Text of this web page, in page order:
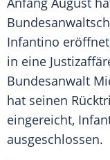
Infantino
in eine
Bundesanwalt
hat seinen
eingereicht,
ausgeschlossen.